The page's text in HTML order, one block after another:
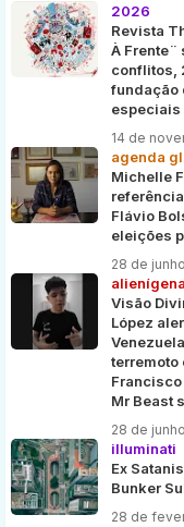
2026
Revista
À Frente¨
conflitos,
fundação
especiais
14 de
agenda
Michelle
Flávio
eleições
28 de
Visão
López
terremoto
Francisco
Mr Beast
28 de
illuminati
Ex
Bunker
28 de